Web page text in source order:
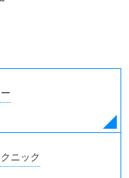
ニック